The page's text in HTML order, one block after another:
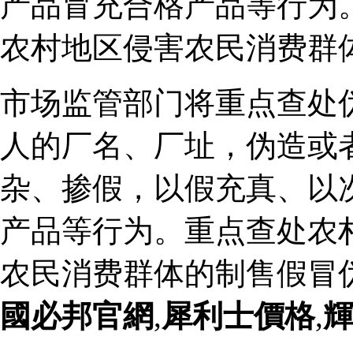
农村地区侵害农民消费群
市场监管部门将重点查处
人的厂名、厂址，伪造
杂、掺假，以假充真、
产品等行为。重点查处
农民消费群体的制售假
國必邦官網,犀利士價格,